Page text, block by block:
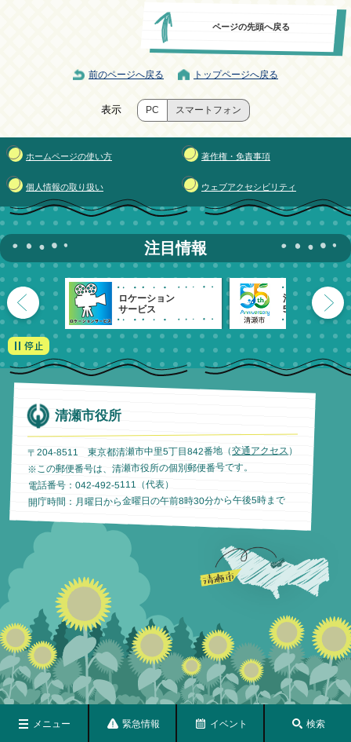
メニュー 緊急情報 イベント 検索
ページの先頭へ戻る
前のページへ戻る トップページへ戻る
表示 PC スマートフォン
ホームページの使い方 著作権・免責事項
個人情報の取り扱い ウェブアクセシビリティ
注目情報
ロケーション
サービス
清瀬市
55周年記念
清瀬市役所
〒204-8511 東京都清瀬市中里5丁目842番地（交通アクセス ）
※この郵便番号は、清瀬市役所の個別郵便番号です。
電話番号：042-492-5111（代表）
開庁時間：月曜日から金曜日の午前8時30分から午後5時まで